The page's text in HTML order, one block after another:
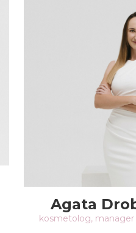
Agata
kosmetolog,